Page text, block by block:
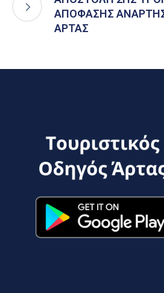
ΑΠΟΦΑΣΗΣ
ΑΡΤΑΣ